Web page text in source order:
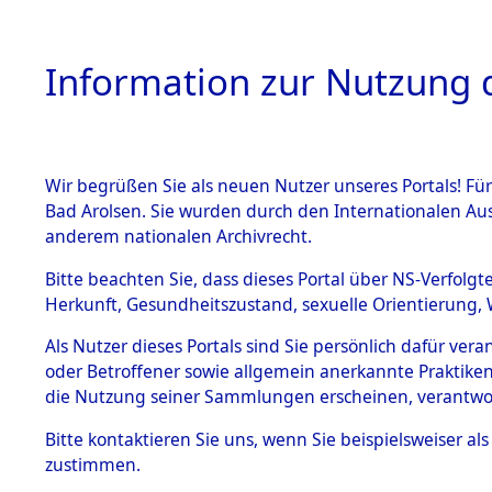
HOME
BESTÄNDE
Inhaftierungsdoku
mente
1.2.9 Beim ITS
verwahrte
1.2.9.1
Effekten aus
0008
Information zur Nutzung
Wir begrüßen Sie als neuen Nutzer unseres Portals!
Bad Arolsen. Sie wurden durch den Internationalen
anderem nationalen Archivrecht.
Bitte beachten Sie, dass dieses Portal über NS-
Herkunft, Gesundheitszustand, sexuelle
Als Nutzer dieses Portals sind Sie persönlich dafür
oder Betroffener sowie allgemein anerkannte
die Nutzung seiner Sammlungen erscheinen,
Bitte kontaktieren Sie uns, wenn Sie beispielsweiser
zustimmen.